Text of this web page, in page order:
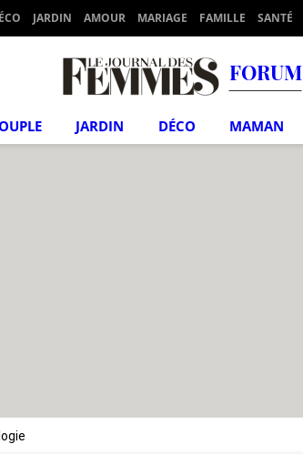
JARDIN AMOUR MARIAGE FAMILLE SANTÉ
FORUM
JARDIN DÉCO MAMAN